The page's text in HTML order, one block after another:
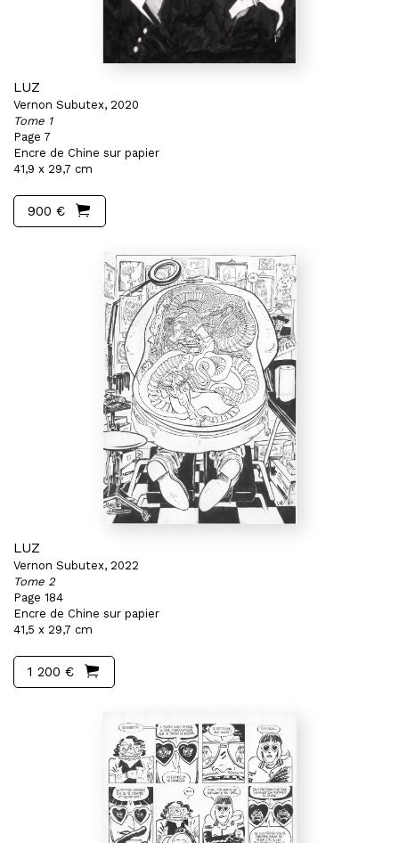
LUZ
Vernon Subutex, 2020
Tome 1
Page 7
Encre de Chine sur papier
41,9 x 29,7 cm
900 €
LUZ
Vernon Subutex, 2022
Tome 2
Page 184
Encre de Chine sur papier
41,5 x 29,7 cm
1 200 €